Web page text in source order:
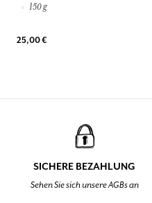
150 g
25,00 €
SICHERE BEZAHLUNG
Sehen Sie sich unsere AGBs an